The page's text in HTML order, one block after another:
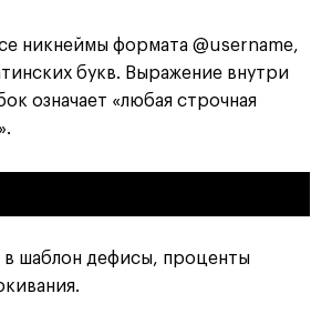
никнеймы формата @username,
букв. Выражение внутри
означает «любая строчная
шаблон дефисы, проценты